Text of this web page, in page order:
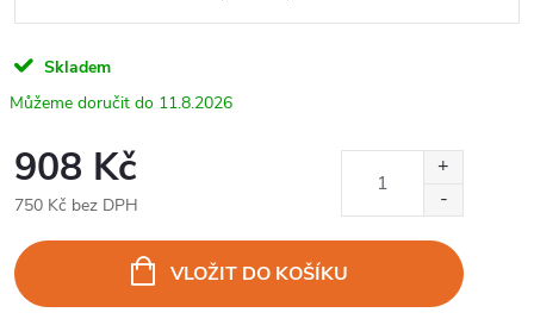
Skladem
11.8.2026
908 Kč
750 Kč bez DPH
cena:
VLOŽIT DO KOŠÍKU